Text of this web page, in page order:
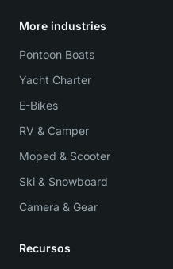
More industries
Pontoon Boats
Yacht Charter
E-Bikes
RV & Camper
Moped & Scooter
Ski & Snowboard
Camera & Gear
Recursos